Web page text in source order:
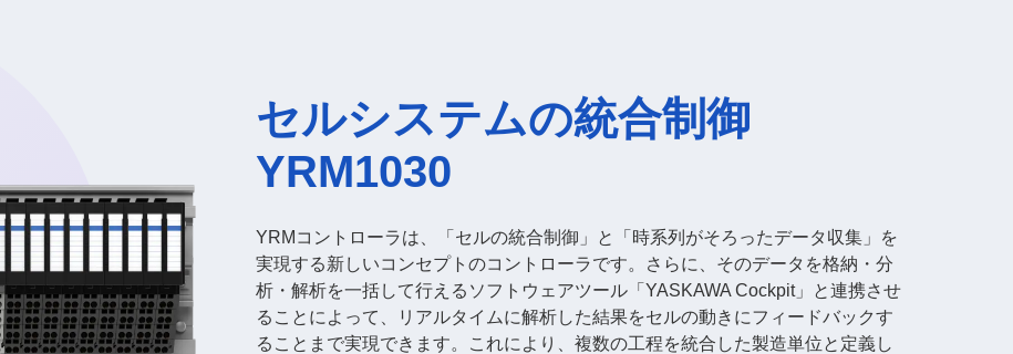
セルシステムの統合制御
YRM1030
YRMコントローラは、「セルの統合制御」と「時系列がそろったデータ収集」を
実現する新しいコンセプトのコントローラです。さらに、そのデータを格納・分
析・解析を一括して行えるソフトウェアツール「YASKAWA Cockpit」と連携させ
ることによって、リアルタイムに解析した結果をセルの動きにフィードバックす
ることまで実現できます。これにより、複数の工程を統合した製造単位と定義し